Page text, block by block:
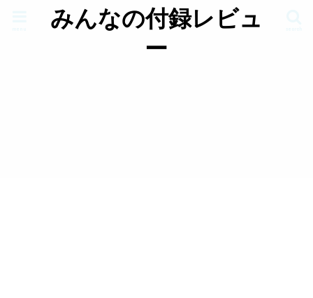
みんなの付録レビュ
ー